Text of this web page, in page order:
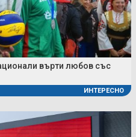
върти любов със
ИНТЕРЕСНО